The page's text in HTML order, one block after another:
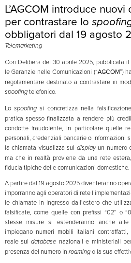
L’AGCOM introduce
per contrastare lo
obbligatori dal 19 agosto
Telemarketing
Con Delibera del 30 aprile 2025, pubblicata il
le Garanzie nelle Comunicazioni (“AGCOM”)
regolamentare destinato a contrastare in
spoofingtelefonico.
Lospoofing si concretizza nella
pratica spesso finalizzata a rendere più
condotte fraudolente, in particolare quelle
personali, credenziali bancarie o informazioni
la chiamata visualizza sul displayun numero
ma che in realtà proviene da una rete
fiducia tipiche delle comunicazioni domestiche.
A partire dal 19 agosto 2025 diventeranno
imporranno agli operatori di rete
le chiamate in ingresso dall’estero che
falsificate, come quelle con prefissi “02” o
stesse misure si estenderanno anche
impiegano numeri mobili italiani
reale suidatabase nazionali e ministeriali
presenza del numero in roamingo la sua